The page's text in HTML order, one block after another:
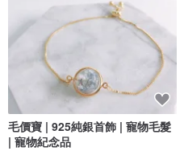
毛價寶 | 925純銀首飾 | 寵物毛髮
| 寵物紀念品